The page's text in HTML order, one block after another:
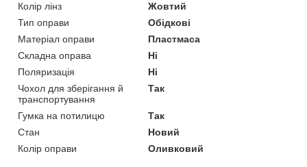
Колір лінз
Жовтий
Тип оправи
Обідкові
Матеріал оправи
Пластмаса
Складна оправа
Ні
Поляризація
Ні
Чохол для зберігання й
транспортування
Так
Гумка на потилицю
Так
Стан
Новий
Колір оправи
Оливковий